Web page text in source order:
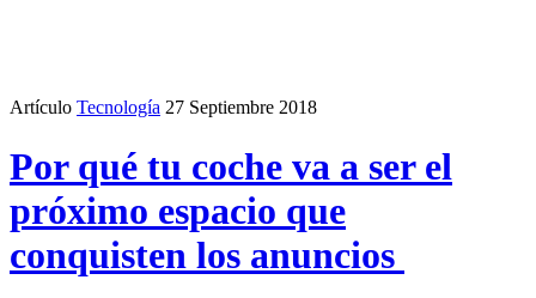
Artículo Tecnología 27 Septiembre 2018
Por qué tu coche va a ser el
próximo espacio que
conquisten los anuncios